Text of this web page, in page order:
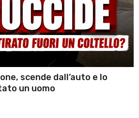
scende dall’auto e lo
un uomo